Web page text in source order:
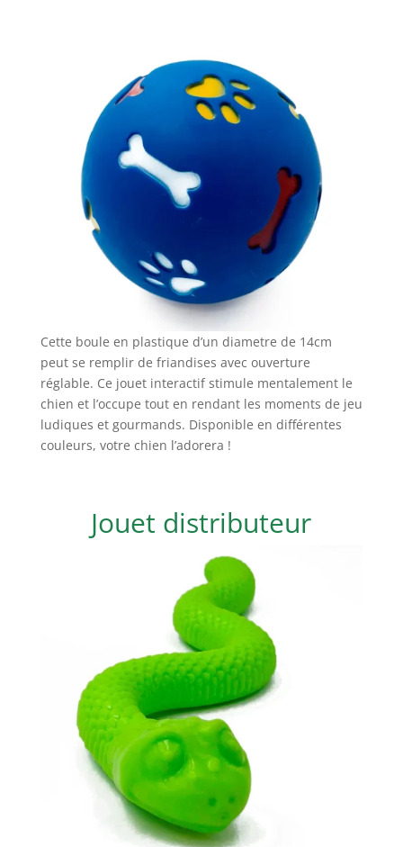
Cette boule en plastique d’un diametre de 14cm
peut se remplir de friandises avec ouverture
réglable. Ce jouet interactif stimule mentalement le
chien et l’occupe tout en rendant les moments de jeu
ludiques et gourmands. Disponible en différentes
couleurs, votre chien l’adorera !
Jouet distributeur